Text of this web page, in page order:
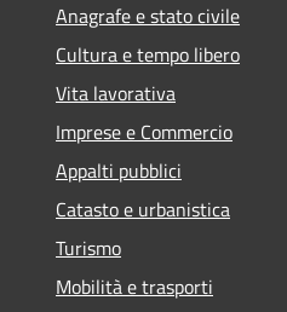
Anagrafe e stato civile
Cultura e tempo libero
Vita lavorativa
Imprese e Commercio
Appalti pubblici
Catasto e urbanistica
Turismo
Mobilità e trasporti